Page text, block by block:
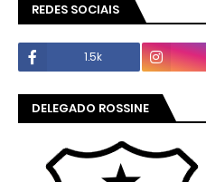
REDES SOCIAIS
1.5k
DELEGADO ROSSINE